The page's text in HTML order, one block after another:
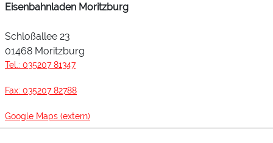
Eisenbahnladen Moritzburg
Schloßallee 23
01468 Moritzburg
Tel.: 035207 81347
Fax: 035207 82788
Google Maps (extern)